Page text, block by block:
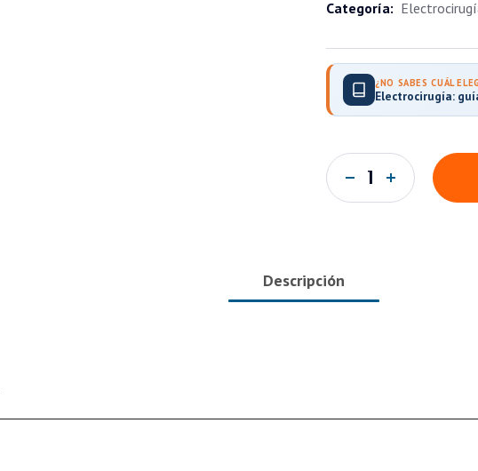
Categoría:
¿NO SABES CUÁL
Electrocirugía:
Descripción